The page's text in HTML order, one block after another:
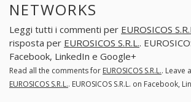
NETWORKS
Leggi tutti i commenti per EUROSICOS
risposta per EUROSICOS S.R.L..
Facebook, LinkedIn e Google+
Read all the comments for EUROSICOS S.R.L.. Leave
EUROSICOS S.R.L.. EUROSICOS S.R.L. on Facebook,